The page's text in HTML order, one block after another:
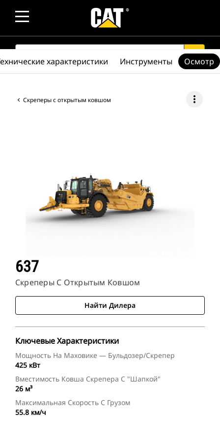
SEARCH search
Скреперы с открытым ковшом more_vert
637
Скреперы С Открытым Ковшом
Найти Дилера
Ключевые Характеристики
Мощность На Маховике — Бульдозер/скрепер
425 кВт
Вместимость Ковша Скрепера С "шапкой"
26 м³
Максимальная Скорость С Грузом
55.8 км/ч
характеристики Инструменты Осмотр